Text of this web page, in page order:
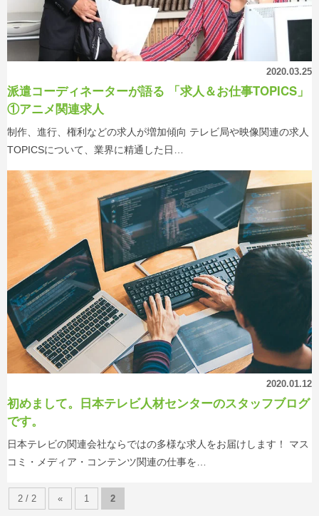
2020.03.25
派遣コーディネーターが語る 「求人＆お仕事TOPICS」
①アニメ関連求人
制作、進行、権利などの求人が増加傾向 テレビ局や映像関連の求人
TOPICSについて、業界に精通した日…
2020.01.12
初めまして。日本テレビ人材センターのスタッフブログ
です。
日本テレビの関連会社ならではの多様な求人をお届けします！ マス
コミ・メディア・コンテンツ関連の仕事を…
2 / 2 « 1 2